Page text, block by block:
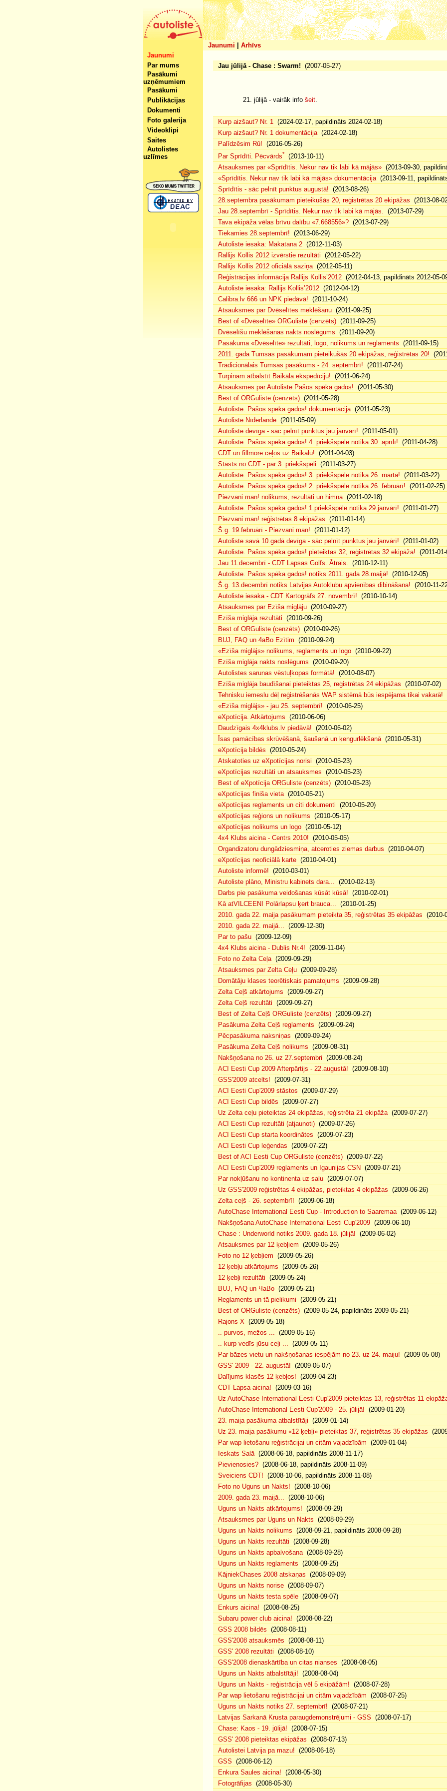
Jaunumi
Arhīvs
Jaunumi
Par mums
Pasākumi
uzņēmumiem
Pasākumi
Publikācijas
Dokumenti
Foto galerija
Videoklipi
Saites
Autolistes
uzlīmes
Jau jūlijā - Chase : Swarm! (2007-05-27)
21. jūlijā - vairāk info šeit.
Kurp aizšaut? Nr. 1 (2024-02-17, papildināts 2024-02-18)
Kurp aizšaut? Nr. 1 dokumentācija(2024-02-18)
Palīdzēsim Rū! (2016-05-26)
Par Sprīdīti. Pēcvārds*
(2013-10-11)
Atsauksmes par «Sprīdītis. Nekur nav tik labi kā mājās» (2013-09-30,
«Sprīdītis. Nekur nav tik labi kā mājās» dokumentācija(2013-09-11,
Sprīdītis - sāc pelnīt punktus augustā! (2013-08-26)
28.septembra pasākumam pieteikušās 20, reģistrētas 20 ekipāžas (2013-08-
Jau 28.septembrī - Sprīdītis. Nekur nav tik labi kā mājās. (2013-07-29)
Tava ekipāža vēlas brīvu dalību «7.668556»? (2013-07-29)
Tiekamies 28.septembrī! (2013-06-29)
Autoliste iesaka: Makatana 2 (2012-11-03)
Rallijs Kollis 2012 izvērstie rezultāti (2012-05-22)
Rallijs Kollis 2012 oficiālā saziņa(2012-05-11)
Reģistrācijas informācija Rallijs Kollis’2012 (2012-04-13, papildināts 2012-05-
Autoliste iesaka: Rallijs Kollis’2012 (2012-04-12)
Calibra.lv 666 un NPK piedāvā! (2011-10-24)
Atsauksmes par Dvēselītes meklēšanu (2011-09-25)
Best of «Dvēselīte» ORGuliste (cenzēts) (2011-09-25)
Dvēselīšu meklēšanas nakts noslēgums (2011-09-20)
Pasākuma «Dvēselīte» rezultāti, logo, nolikums un reglaments (2011-09-15)
2011. gada Tumsas pasākumam pieteikušās 20 ekipāžas, reģistrētas 20!
Tradicionālais Tumsas pasākums - 24. septembrī! (2011-07-24)
Turpinam atbalstīt Baikāla ekspedīciju! (2011-06-24)
Atsauksmes par Autoliste.Pašos spēka gados! (2011-05-30)
Best of ORGuliste (cenzēts) (2011-05-28)
Autoliste. Pašos spēka gados! dokumentācija(2011-05-23)
Autoliste Nīderlandē (2011-05-09)
Autoliste devīga - sāc pelnīt punktus jau janvārī! (2011-05-01)
Autoliste. Pašos spēka gados! 4. priekšspēle notika 30. aprīlī! (2011-04-28)
CDT un fillmore ceļos uz Baikālu! (2011-04-03)
Stāsts no CDT - par 3. priekšspēli (2011-03-27)
Autoliste. Pašos spēka gados! 3. priekšspēle notika 26. martā! (2011-03-22)
Autoliste. Pašos spēka gados! 2. priekšspēle notika 26. februārī! (2011-02-25)
Piezvani man! nolikums, rezultāti un himna(2011-02-18)
Autoliste. Pašos spēka gados! 1.priekšspēle notika 29.janvārī! (2011-01-27)
Piezvani man! reģistrētas 8 ekipāžas (2011-01-14)
Š.g. 19.februārī - Piezvani man! (2011-01-12)
Autoliste savā 10.gadā devīga - sāc pelnīt punktus jau janvārī! (2011-01-02)
Autoliste. Pašos spēka gados! pieteiktas 32, reģistrētas 32 ekipāža! (2011-
Jau 11.decembrī - CDT Lapsas Golfs. Ātrais. (2010-12-11)
Autoliste. Pašos spēka gados! notiks 2011. gada 28.maijā! (2010-12-05)
Š.g. 13.decembrī notiks Latvijas Autoklubu apvienības dibināšana! (2010-11-
Autoliste iesaka - CDT Kartogrāfs 27. novembrī! (2010-10-14)
Atsauksmes par Ezīša miglāju (2010-09-27)
Ezīša miglāja rezultāti (2010-09-26)
Best of ORGuliste (cenzēts) (2010-09-26)
BUJ, FAQ un 4aBo Ezītim (2010-09-24)
«Ezīša miglājs» nolikums, reglaments un logo (2010-09-22)
Ezīša miglāja nakts noslēgums (2010-09-20)
Autolistes sarunas vēstuļkopas formātā! (2010-08-07)
Ezīša miglāja baudīšanai pieteiktas 25, reģistrētas 24 ekipāžas (2010-07-02)
Tehnisku iemeslu dēļ reģistrēšanās WAP sistēmā būs iespējama tikai vakarā!
«Ezīša miglājs» - jau 25. septembrī! (2010-06-25)
eXpotīcija. Atkārtojums (2010-06-06)
Daudzīgais 4x4klubs.lv piedāvā! (2010-06-02)
Īsas pamācības skrūvēšanā, šaušanā un ķengurlēkšanā(2010-05-31)
eXpotīcija bildēs (2010-05-24)
Atskatoties uz eXpotīcijas norisi (2010-05-23)
eXpotīcijas rezultāti un atsauksmes (2010-05-23)
Best of eXpotīcija ORGuliste (cenzēts) (2010-05-23)
eXpotīcijas finiša vieta(2010-05-21)
eXpotīcijas reglaments un citi dokumenti (2010-05-20)
eXpotīcijas reģions un nolikums (2010-05-17)
eXpotīcijas nolikums un logo (2010-05-12)
4x4 Klubs aicina - Centrs 2010! (2010-05-05)
Organdizatoru dungādziesmiņa, atceroties ziemas darbus (2010-04-07)
eXpotīcijas neoficiālā karte (2010-04-01)
Autoliste informē! (2010-03-01)
Autoliste plāno, Ministru kabinets dara... (2010-02-13)
Darbs pie pasākuma veidošanas kūsāt kūsā! (2010-02-01)
Kā atVILCEENI Polārlapsu ķert brauca... (2010-01-25)
2010. gada 22. maija pasākumam pieteikta 35, reģistrētas 35 ekipāžas (2010-
2010. gada 22. maijā... (2009-12-30)
Par to pašu (2009-12-09)
4x4 Klubs aicina - Dublis Nr.4! (2009-11-04)
Foto no Zelta Ceļa(2009-09-29)
Atsauksmes par Zelta Ceļu (2009-09-28)
Domātāju klases teorētiskais pamatojums (2009-09-28)
Zelta Ceļš atkārtojums (2009-09-27)
Zelta Ceļš rezultāti (2009-09-27)
Best of Zelta Ceļš ORGuliste (cenzēts) (2009-09-27)
Pasākuma Zelta Ceļš reglaments (2009-09-24)
Pēcpasākuma naksniņas (2009-09-24)
Pasākuma Zelta Ceļš nolikums (2009-08-31)
Nakšņošana no 26. uz 27.septembri (2009-08-24)
ACI Eesti Cup 2009 Afterpārtijs - 22.augustā! (2009-08-10)
GSS'2009 atcelts! (2009-07-31)
ACI Eesti Cup'2009 stāstos (2009-07-29)
ACI Eesti Cup bildēs (2009-07-27)
Uz Zelta ceļu pieteiktas 24 ekipāžas, reģistrēta 21 ekipāža(2009-07-27)
ACI Eesti Cup rezultāti (atjaunoti) (2009-07-26)
ACI Eesti Cup starta koordinātes (2009-07-23)
ACI Eesti Cup leģendas (2009-07-22)
Best of ACI Eesti Cup ORGuliste (cenzēts) (2009-07-22)
ACI Eesti Cup'2009 reglaments un Igaunijas CSN (2009-07-21)
Par nokļūšanu no kontinenta uz salu (2009-07-07)
Uz GSS'2009 reģistrētas 4 ekipāžas, pieteiktas 4 ekipāžas (2009-06-26)
Zelta ceļš - 26. septembrī! (2009-06-18)
AutoChase International Eesti Cup - Introduction to Saaremaa(2009-06-12)
Nakšņošana AutoChase International Eesti Cup'2009 (2009-06-10)
Chase : Underworld notiks 2009. gada 18. jūlijā! (2009-06-02)
Atsauksmes par 12 ķebļiem (2009-05-26)
Foto no 12 ķebļiem (2009-05-26)
12 ķebļu atkārtojums (2009-05-26)
12 ķebļi rezultāti (2009-05-24)
BUJ, FAQ un ЧаВо (2009-05-21)
Reglaments un tā pielikumi (2009-05-21)
Best of ORGuliste (cenzēts) (2009-05-24, papildināts 2009-05-21)
Rajons X (2009-05-18)
.. purvos, mežos ... (2009-05-16)
.. kurp vedīs jūsu ceļi ... (2009-05-11)
Par bāzes vietu un nakšņošanas iespējām no 23. uz 24. maiju! (2009-05-08)
GSS' 2009 - 22. augustā! (2009-05-07)
Dalījums klasēs 12 ķebļos! (2009-04-23)
CDT Lapsa aicina! (2009-03-16)
Uz AutoChase International Eesti Cup'2009 pieteiktas 13, reģistrētas 11
AutoChase International Eesti Cup'2009 - 25. jūlijā! (2009-01-20)
23. maija pasākuma atbalstītāji (2009-01-14)
Uz 23. maija pasākumu «12 ķebļi» pieteiktas 37, reģistrētas 35 ekipāžas
Par wap lietošanu reģistrācijai un citām vajadzībām (2009-01-04)
Ieskats Salā(2008-06-18, papildināts 2008-11-17)
Pievienosies? (2008-06-18, papildināts 2008-11-09)
Sveiciens CDT! (2008-10-06, papildināts 2008-11-08)
Foto no Uguns un Nakts! (2008-10-06)
2009. gada 23. maijā... (2008-10-06)
Uguns un Nakts atkārtojums! (2008-09-29)
Atsauksmes par Uguns un Nakts (2008-09-29)
Uguns un Nakts nolikums (2008-09-21, papildināts 2008-09-28)
Uguns un Nakts rezultāti (2008-09-28)
Uguns un Nakts apbalvošana(2008-09-28)
Uguns un Nakts reglaments (2008-09-25)
KājniekChases 2008 atskaņas (2008-09-09)
Uguns un Nakts norise (2008-09-07)
Uguns un Nakts testa spēle (2008-09-07)
Enkurs aicina! (2008-08-25)
Subaru power club aicina! (2008-08-22)
GSS 2008 bildēs (2008-08-11)
GSS'2008 atsauksmēs (2008-08-11)
GSS' 2008 rezultāti (2008-08-10)
GSS'2008 dienaskārtība un citas nianses (2008-08-05)
Uguns un Nakts atbalstītāji! (2008-08-04)
Uguns un Nakts - reģistrācija vēl 5 ekipāžām! (2008-07-28)
Par wap lietošanu reģistrācijai un citām vajadzībām (2008-07-25)
Uguns un Nakts notiks 27. septembrī! (2008-07-21)
Latvijas Sarkanā Krusta paraugdemonstrējumi - GSS (2008-07-17)
Chase: Kaos - 19. jūlijā! (2008-07-15)
GSS' 2008 pieteiktas ekipāžas (2008-07-13)
Autolistei Latvija pa mazu! (2008-06-18)
GSS (2008-06-12)
Enkura Saules aicina! (2008-05-30)
Fotogrāfijas (2008-05-30)